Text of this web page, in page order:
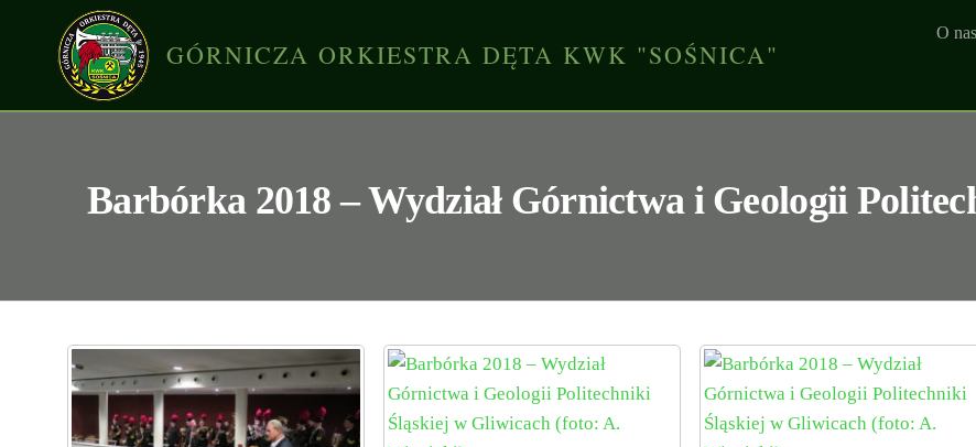
GÓRNICZA ORKIESTRA DĘTA KWK "SOŚNICA"
O nas
Barbórka 2018 – Wydział Górnictwa i Geologii